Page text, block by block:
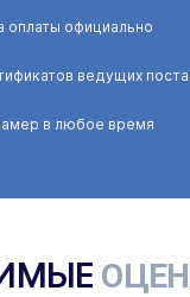
оплаты официально
ведущих
в любое время